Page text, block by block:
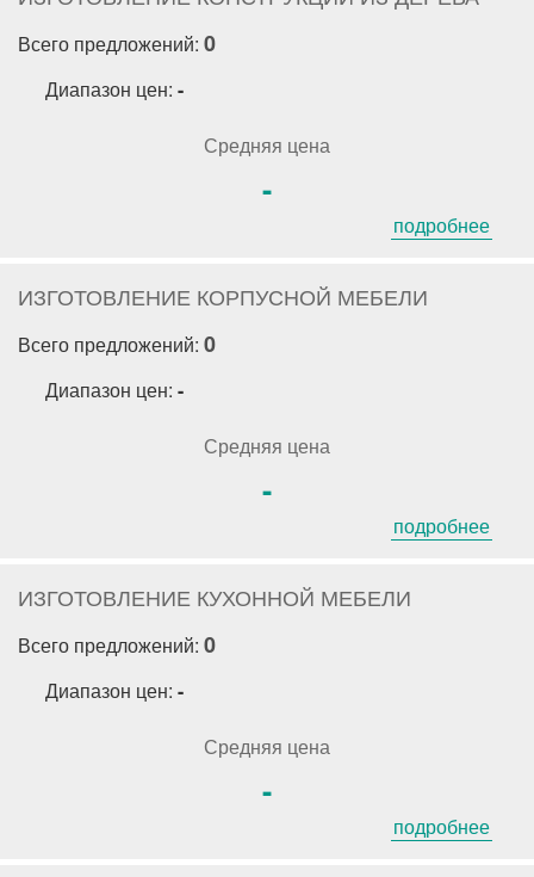
Всего предложений: 0
Диапазон цен: -
Средняя цена
-
подробнее
ИЗГОТОВЛЕНИЕ КОРПУСНОЙ МЕБЕЛИ
Всего предложений: 0
Диапазон цен: -
Средняя цена
-
подробнее
ИЗГОТОВЛЕНИЕ КУХОННОЙ МЕБЕЛИ
Всего предложений: 0
Диапазон цен: -
Средняя цена
-
подробнее